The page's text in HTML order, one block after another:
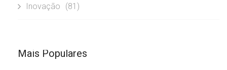
Inovação (81)
Mais Populares